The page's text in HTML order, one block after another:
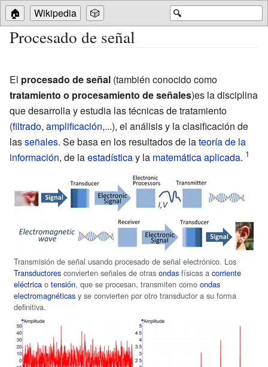
🔍
🏠 Wikipedia 🎲
Procesado de señal
El procesado de señal (también conocido como
tratamiento o procesamiento de señales)es la disciplina
que desarrolla y estudia las técnicas de tratamiento
(filtrado, amplificación,...), el análisis y la clasificación de
lasseñales. Se basa en los resultados de lateoría de la
información, de laestadísticay la matemática aplicada.
Transmisión de señal usando procesado de señal electrónico. Los
Transductores convierten señales de otras ondas físicas a corriente
eléctrica o tensión, que se procesan, transmiten como ondas
electromagnéticas y se convierten por otro transductor a su forma
definitiva.